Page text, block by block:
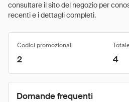
consultare il sito del negozio per
recenti e i dettagli completi.
Codici promozionali
2 4
Domande frequenti